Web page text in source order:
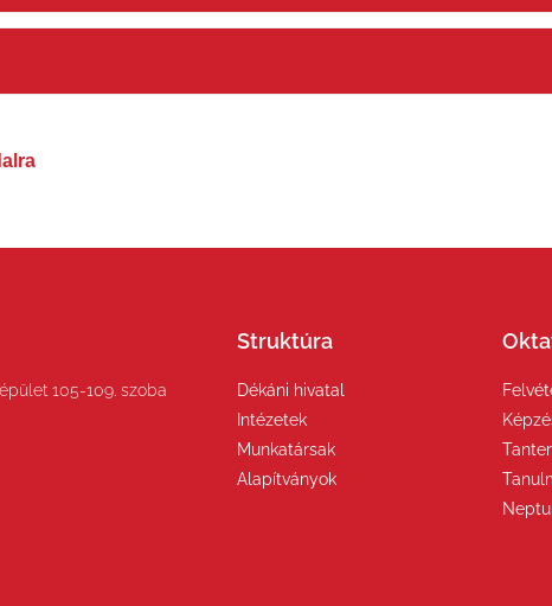
105-109. szoba
Struktúra
Dékáni hivatal
Intézetek
Munkatársak
Alapítványok